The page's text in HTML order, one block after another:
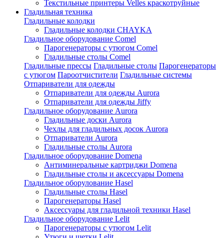
Текстильные принтеры Velles краскотруйные
Гладильная техника
Гладильные колодки
Гладильные колодки CHAYKA
Гладильное оборудование Comel
Парогенераторы с утюгом Comel
Гладильные столы Comel
Гладильные прессы Гладильные столы Парогенераторы
с утюгом Пароотчистители Гладильные системы
Отпариватели для одежды
Отпариватели для одежды Aurora
Отпариватели для одежды Jiffy
Гладильное оборудование Aurora
Гладильные доски Aurora
Чехлы для гладильных досок Aurora
Отпариватели Aurora
Гладильные столы Aurora
Гладильное оборудование Domena
Антиминеральные картриджи Domena
Гладильные столы и аксессуары Domena
Гладильное оборулование Hasel
Гладильные столы Hasel
Парогенераторы Hasel
Аксессуары для гладильной техники Hasel
Гладильное оборудование Lelit
Парогенераторы с утюгом Lelit